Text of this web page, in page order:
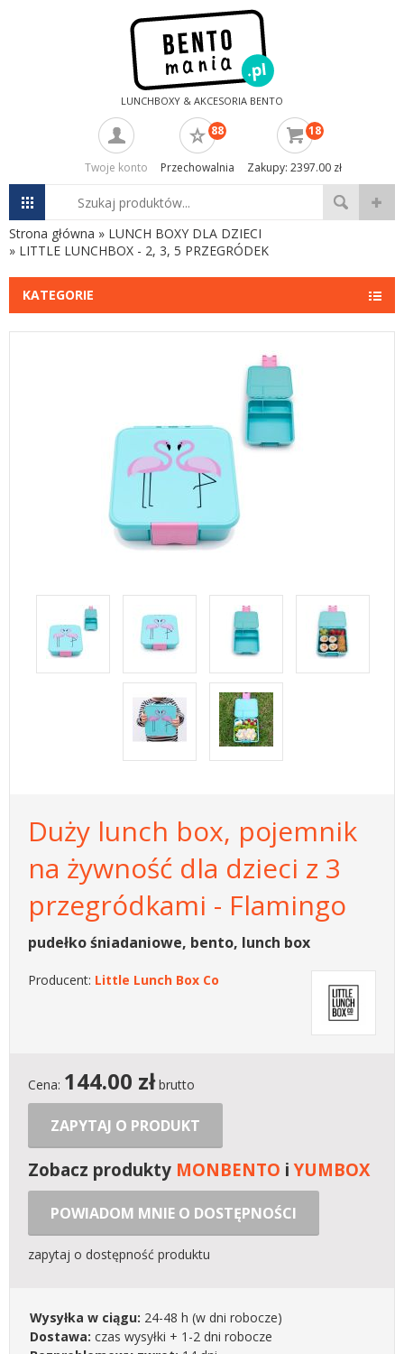
LUNCHBOXY & AKCESORIA BENTO
Twoje konto
88
Przechowalnia
18
Zakupy: 2397.00 zł
Strona główna » LUNCH BOXY DLA DZIECI
» LITTLE LUNCHBOX - 2, 3, 5 PRZEGRÓDEK
KATEGORIE
Duży lunch box, pojemnik
na żywność dla dzieci z 3
przegródkami - Flamingo
pudełko śniadaniowe, bento, lunch box
Producent: Little Lunch Box Co
Cena: 144.00 złbrutto
ZAPYTAJ O PRODUKT
Zobacz produkty MONBENTO iYUMBOX
POWIADOM MNIE O DOSTĘPNOŚCI
zapytaj o dostępność produktu
Wysyłka w ciągu: 24-48 h (w dni robocze)
Dostawa: czas wysyłki + 1-2 dni robocze